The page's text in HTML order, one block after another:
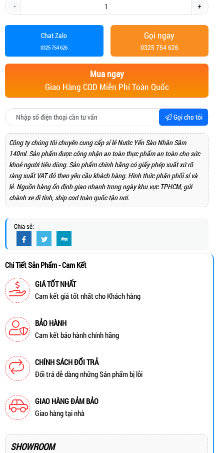
- +
Chat Zalo
0325 754 626
Gọi ngay
0325 754 626
Mua ngay
Giao Hàng COD Miễn Phí Toàn Quốc
Gọi cho tôi
Công ty chúng tôi chuyên cung cấp sỉ lẻ Nước Yến Sào Nhân Sâm
140ml. Sản phẩm được công nhận an toàn thực phẩm an toàn cho sức
khoẻ người tiêu dùng. Sản phẩm chính hãng có giấy phép xuất xứ rõ
ràng xuất VAT đỏ theo yêu cầu khách hàng. Hình thức phân phối sỉ và
lẻ. Nguồn hàng ổn định giao nhanh trong ngày khu vực TPHCM, gửi
chành xe đi tỉnh, ship cod toàn quốc tận nơi.
Chia sẻ:
Chi Tiết Sản Phẩm - Cam Kết
GIÁ TỐT NHẤT
Cam kết giá tốt nhất cho Khách hàng
BẢO HÀNH
Cam kết bảo hành chính hãng
CHÍNH SÁCH ĐỔI TRẢ
Đổi trả dễ dàng những Sản phẩm bị lỗi
GIAO HÀNG ĐẢM BẢO
Giao hàng tại nhà
SHOWROOM